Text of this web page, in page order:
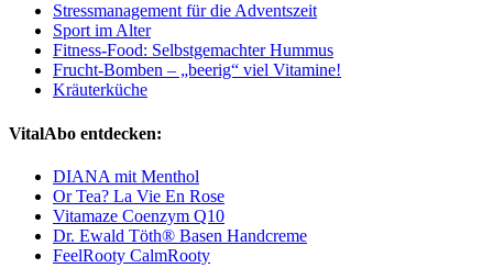
Stressmanagement für die Adventszeit
Sport im Alter
Fitness-Food: Selbstgemachter Hummus
Frucht-Bomben – „beerig“ viel Vitamine!
Kräuterküche
VitalAbo entdecken:
DIANA mit Menthol
Or Tea? La Vie En Rose
Vitamaze Coenzym Q10
Dr. Ewald Töth® Basen Handcreme
FeelRooty CalmRooty